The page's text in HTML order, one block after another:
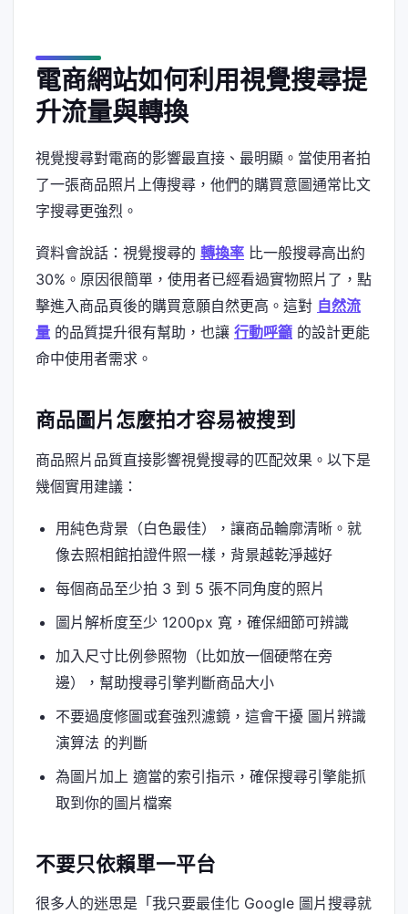
電商網站如何利用視覺搜尋提
升流量與轉換
視覺搜尋對電商的影響最直接、最明顯。當使用者拍
了一張商品照片上傳搜尋，他們的購買意圖通常比文
字搜尋更強烈。
資料會說話：視覺搜尋的 轉換率 比一般搜尋高出約
30%。原因很簡單，使用者已經看過實物照片了，點
擊進入商品頁後的購買意願自然更高。這對 自然流
量 的品質提升很有幫助，也讓 行動呼籲 的設計更能
命中使用者需求。
商品圖片怎麼拍才容易被搜到
商品照片品質直接影響視覺搜尋的匹配效果。以下是
幾個實用建議：
用純色背景（白色最佳），讓商品輪廓清晰。就
像去照相館拍證件照一樣，背景越乾淨越好
每個商品至少拍 3 到 5 張不同角度的照片
圖片解析度至少 1200px 寬，確保細節可辨識
加入尺寸比例參照物（比如放一個硬幣在旁
邊），幫助搜尋引擎判斷商品大小
不要過度修圖或套強烈濾鏡，這會干擾 圖片辨識
演算法 的判斷
為圖片加上 適當的索引指示，確保搜尋引擎能抓
取到你的圖片檔案
不要只依賴單一平台
很多人的迷思是「我只要最佳化 Google 圖片搜尋就